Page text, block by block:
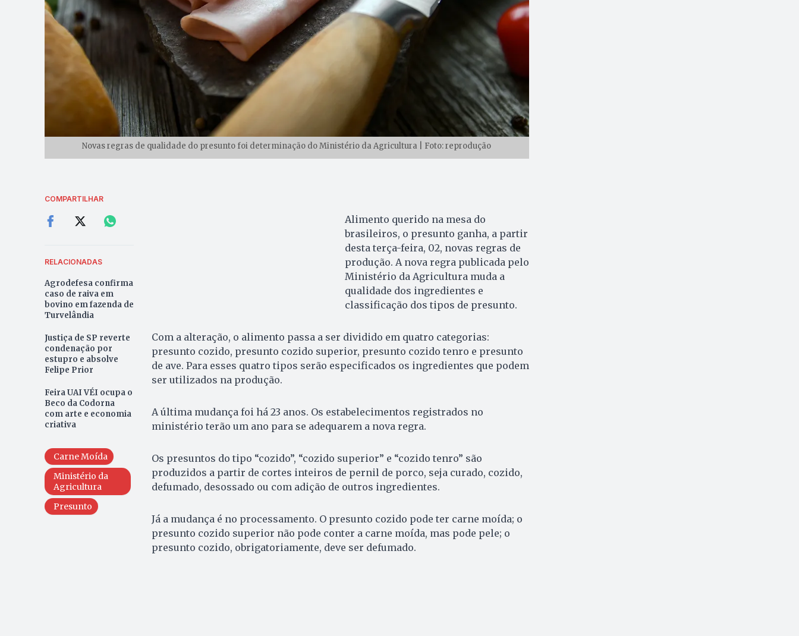
Novas regras de qualidade do presunto foi determinação do Ministério da Agricultura | Foto: reprodução
COMPARTILHAR
RELACIONADAS
Agrodefesa confirma
caso de raiva em
bovino em fazenda de
Turvelândia
Justiça de SP reverte
condenação por
estupro e absolve
Felipe Prior
Feira UAI VÉI ocupa o
Beco da Codorna
com arte e economia
criativa
Carne Moída
Ministério da
Agricultura
Presunto
Alimento querido na mesa do
brasileiros, o presunto ganha, a partir
desta terça-feira, 02, novas regras de
produção. A nova regra publicada pelo
Ministério da Agricultura muda a
qualidade dos ingredientes e
classificação dos tipos de presunto.
Com a alteração, o alimento passa a ser dividido em quatro categorias:
presunto cozido, presunto cozido superior, presunto cozido tenro e presunto
de ave. Para esses quatro tipos serão especificados os ingredientes que podem
ser utilizados na produção.
A última mudança foi há 23 anos. Os estabelecimentos registrados no
ministério terão um ano para se adequarem a nova regra.
Os presuntos do tipo “cozido”, “cozido superior” e “cozido tenro” são
produzidos a partir de cortes inteiros de pernil de porco, seja curado, cozido,
defumado, desossado ou com adição de outros ingredientes.
Já a mudança é no processamento. O presunto cozido pode ter carne moída; o
presunto cozido superior não pode conter a carne moída, mas pode pele; o
presunto cozido, obrigatoriamente, deve ser defumado.